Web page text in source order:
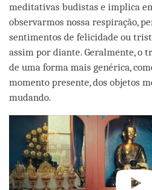
meditativas budistas e implica
observarmos nossa respiração,
sentimentos de felicidade ou
assim por diante. Geralmente, o
de uma forma mais genérica,
momento presente, dos objetos
mudando.